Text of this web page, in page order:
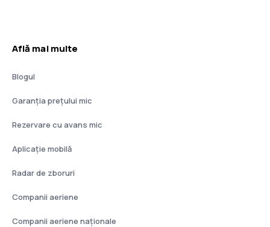
Află mai multe
Blogul
Garanția prețului mic
Rezervare cu avans mic
Aplicație mobilă
Radar de zboruri
Companii aeriene
Companii aeriene naţionale